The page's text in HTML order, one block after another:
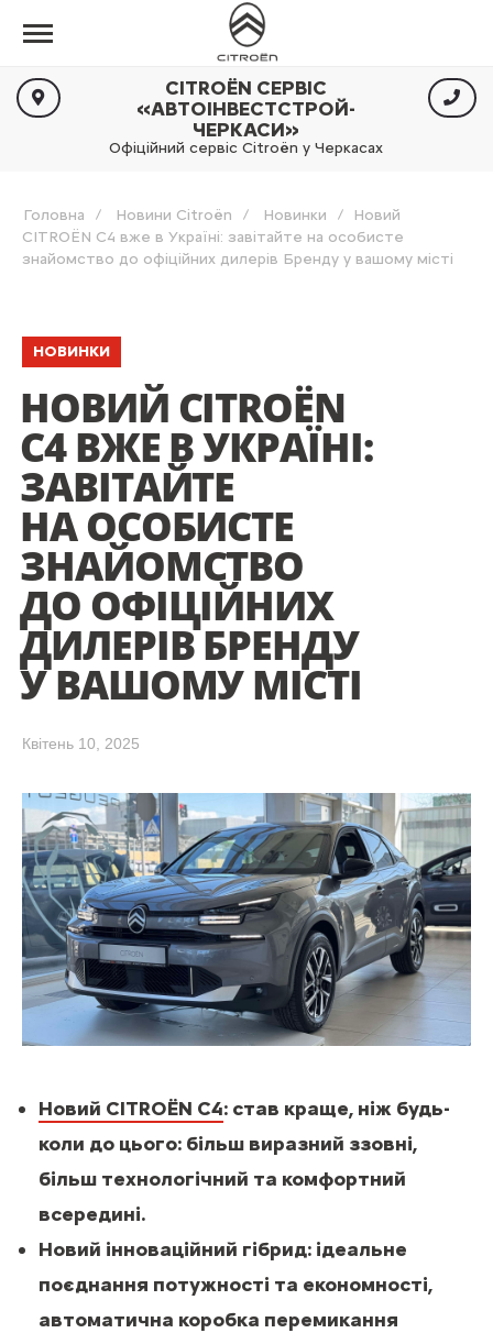
CITROËN СЕРВІС
«АВТОІНВЕСТСТРОЙ-
ЧЕРКАСИ»
Офіційний сервіс Citroën у Черкасах
Головна Новини Citroën Новинки
Новий
CITROЁN C4 вже в Україні: завітайте на особисте
знайомство до офіційних дилерів Бренду у вашому місті
НОВИНКИ
НОВИЙ CITROЁN
C4 ВЖЕ В УКРАЇНІ:
ЗАВІТАЙТЕ
НА ОСОБИСТЕ
ЗНАЙОМСТВО
ДО ОФІЦІЙНИХ
ДИЛЕРІВ БРЕНДУ
У ВАШОМУ МІСТІ
Квітень 10, 2025
Новий CITROЁN С4: став краще, ніж будь-
коли до цього: більш виразний ззовні,
більш технологічний та комфортний
всередині.
Новий інноваційний гібрид: ідеальне
поєднання потужності та економності,
автоматична коробка перемикання